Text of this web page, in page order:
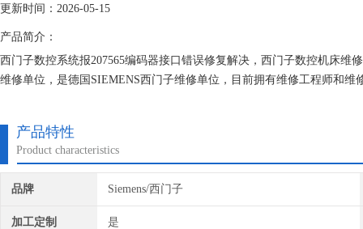
更新时间：2026-05-15
产品简介：
西门子数控系统报207565编码器接口错误修复解决，西门子数控机床
维修单位，是德国SIEMENS西门子维修单位，目前拥有维修工程师和
产品特性
Product characteristics
品牌 Siemens/西门子
加工定制 是